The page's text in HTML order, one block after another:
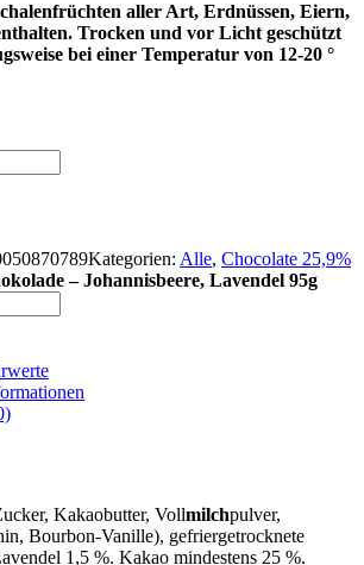
aller Art, Erdnüssen, Eiern,
Trocken und vor Licht geschützt
bei einer Temperatur von 12-20 °
Kategorien: Alle, Chocolate 25,9%
– Johannisbeere, Lavendel 95g
Kakaobutter, Vollmilchpulver,
Bourbon-Vanille), gefriergetrocknete
1,5 %. Kakao mindestens 25 %.